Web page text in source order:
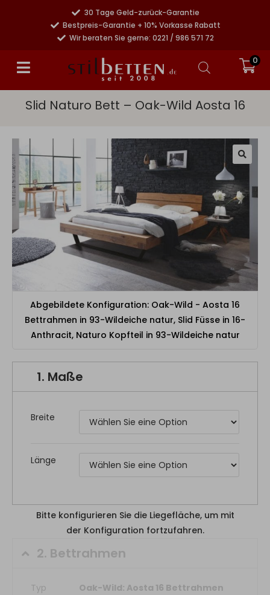
30 Tage Geld-zurück-Garantie
Bestpreis-Garantie + 10% Vorkasse Rabatt
Wir beraten Sie gerne: 0221 / 986 571 72
0
Slid Naturo Bett – Oak-Wild Aosta 16
Abgebildete Konfiguration: Oak-Wild - Aosta 16
Bettrahmen in 93-Wildeiche natur, Slid Füsse in 16-
Anthracit, Naturo Kopfteil in 93-Wildeiche natur
1. Maße
Breite
Länge
2. Bettrahmen
Typ
Oak-Wild: Aosta 16 Bettrahmen
Bitte konfigurieren Sie die Liegefläche, um mit
der Konfiguration fortzufahren.